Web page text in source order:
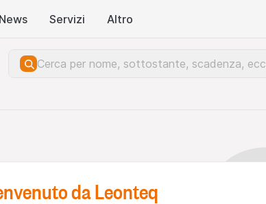
News Servizi Altro
da Leonteq